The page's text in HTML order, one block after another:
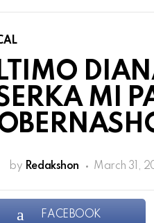
MI
by Redakshon March 31,
FACEBOOK